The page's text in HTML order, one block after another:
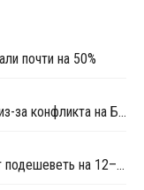
почти на 50%
IFPRI: подорожание азотных удобрений из-за конфликта на Ближнем Востоке привело к сокращению посевов
Карбамид в портах Балтики в мае может подешеветь на 12–18%